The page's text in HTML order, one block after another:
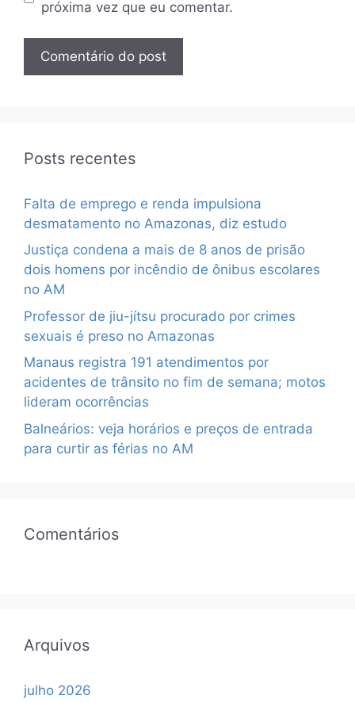
próxima vez que eu comentar.
Posts recentes
Falta de emprego e renda impulsiona
desmatamento no Amazonas, diz estudo
Justiça condena a mais de 8 anos de prisão
dois homens por incêndio de ônibus escolares
no AM
Professor de jiu-jítsu procurado por crimes
sexuais é preso no Amazonas
Manaus registra 191 atendimentos por
acidentes de trânsito no fim de semana; motos
lideram ocorrências
Balneários: veja horários e preços de entrada
para curtir as férias no AM
Comentários
Arquivos
julho 2026